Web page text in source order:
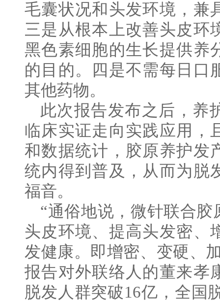
毛囊状况和头发环境，兼
三是从根本上改善头皮环
黑色素细胞的生长提供养
的目的。四是不需每日口
其他药物。
此次报告发布之后，养
临床实证走向实践应用，
和数据统计，胶原养护发
统内得到普及，从而为脱
福音。
“通俗地说，微针联合
头皮环境、提高头发密、
发健康。即增密、变硬、
报告对外联络人的董来孝
脱发人群突破16亿，全国